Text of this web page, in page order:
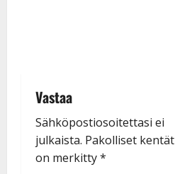
Vastaa
Sähköpostiosoitettasi ei
julkaista. Pakolliset kentät
on merkitty*